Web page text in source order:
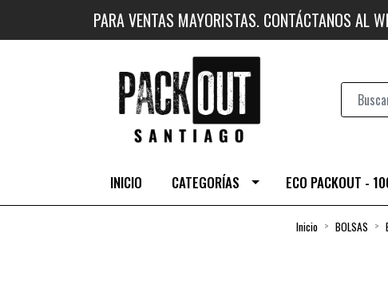
PARA VENTAS MAYORISTAS. CONTÁCTANOS AL
INICIO CATEGORÍAS ECO PACKOUT -
Inicio BOLSAS